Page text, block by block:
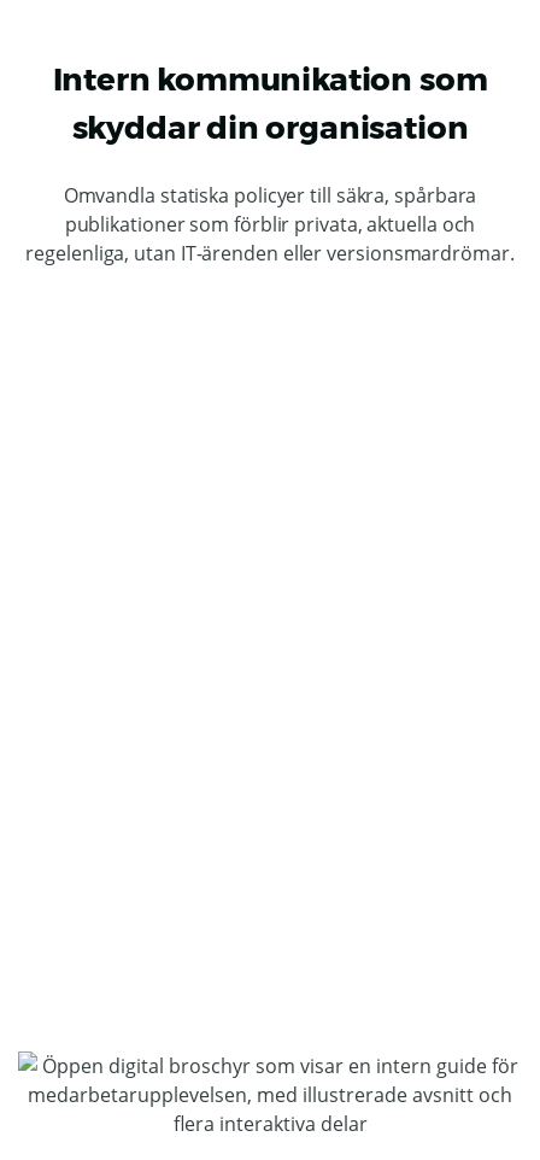
Intern kommunikation som
skyddar din organisation
Omvandla statiska policyer till säkra, spårbara
publikationer som förblir privata, aktuella och
regelenliga, utan IT-ärenden eller versionsmardrömar.